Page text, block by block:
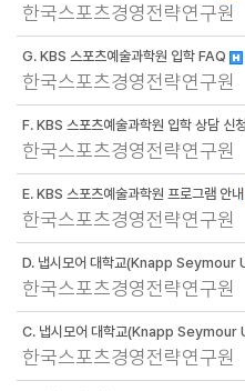
한국스포츠경영전략연구원
G. KBS 스포츠예술과학원 입학 FAQ
한국스포츠경영전략연구원
F. KBS 스포츠예술과학원 입학 상담 신청
한국스포츠경영전략연구원
E. KBS 스포츠예술과학원 프로그램 안내
한국스포츠경영전략연구원
D. 냅시모어 대학교(Knapp Seymour
한국스포츠경영전략연구원
C. 냅시모어 대학교(Knapp Seymour
한국스포츠경영전략연구원